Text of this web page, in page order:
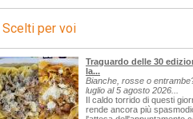
Scelti per voi
Traguardo delle 30
la...
Bianche, rosse o
luglio al 5 agosto 2026...
Il caldo torrido di questi
rende ancora più